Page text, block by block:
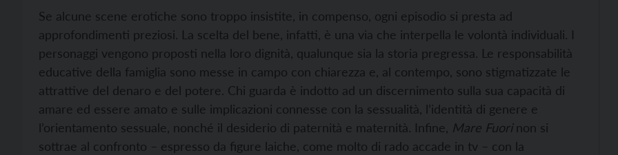
Se alcune scene erotiche sono troppo insistite, in compenso, ogni episodio si presta ad
approfondimenti preziosi. La scelta del bene, infatti, è una via che interpella le volontà individuali. I
personaggi vengono proposti nella loro dignità, qualunque sia la storia pregressa. Le responsabilità
educative della famiglia sono messe in campo con chiarezza e, al contempo, sono stigmatizzate le
attrattive del denaro e del potere. Chi guarda è indotto ad un discernimento sulla sua capacità di
amare ed essere amato e sulle implicazioni connesse con la sessualità, l’identità di genere e
l’orientamento sessuale, nonché il desiderio di paternità e maternità. Infine, Mare Fuorinon si
sottrae al confronto – espresso da figure laiche, come molto di rado accade in tv – con la